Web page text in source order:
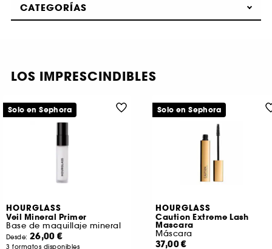
CATEGORÍAS
LOS IMPRESCINDIBLES
HOURGLASS
Veil Mineral Primer
Base de maquillaje mineral
Desde: 26,00 €
3 formatos disponibles
Solo en Sephora
HOURGLASS
Caution Extreme Lash
Mascara
Máscara
37,00 €
Solo en Sephora